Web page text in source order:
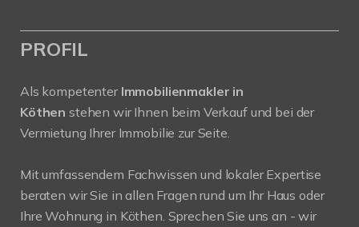
PROFIL
Als kompetenter Immobilienmakler in
Köthen stehen wir Ihnen beim Verkauf und bei der
Vermietung Ihrer Immobilie zur Seite.
Mit umfassendem Fachwissen und lokaler Expertise
beraten wir Sie in allen Fragen rund um Ihr Haus oder
Ihre Wohnung in Köthen. Sprechen Sie uns an - wir